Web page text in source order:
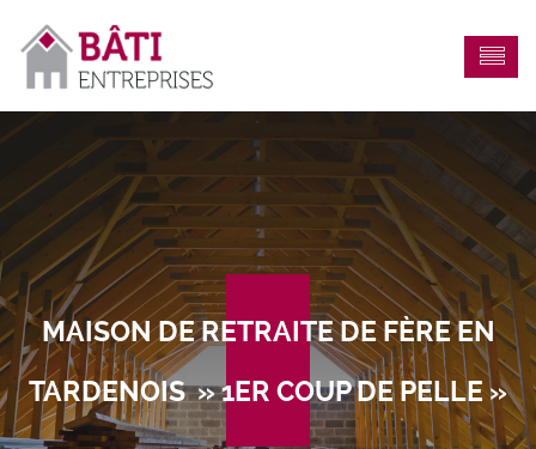
MAISON DE RETRAITE DE FÈRE EN
TARDENOIS » 1ER COUP DE PELLE »